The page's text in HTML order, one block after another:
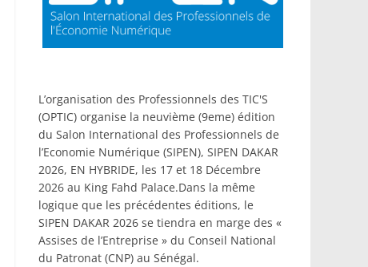
L’organisation des Professionnels des TIC'S
(OPTIC) organise la neuvième (9eme) édition
du Salon International des Professionnels de
l’Economie Numérique (SIPEN), SIPEN DAKAR
2026, EN HYBRIDE, les 17 et 18 Décembre
2026 au King Fahd Palace.Dans la même
logique que les précédentes éditions, le
SIPEN DAKAR 2026 se tiendra en marge des «
Assises de l’Entreprise » du Conseil National
du Patronat (CNP) au Sénégal.